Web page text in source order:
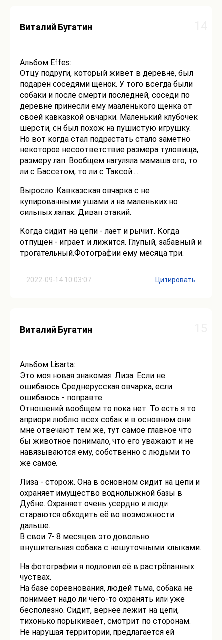
2022-09-14 10:03:07
Виталий Бугатин
Альбом Effes:
Отцу подруги, который живет в деревне, был
подарен соседями щенок. У того всегда были
собаки и после смерти последней, соседи по
деревне принесли ему мааленького щенка от
своей кавказкой овчарки. Маленький клубочек
шерсти, он был поxож на пушистую игрушку.
Но вот когда стал подрастать стало заметно
некоторое несоответствие размера туловища,
размеру лап. Вообщем нагуляла мамаша его, то
ли с Бассетом, то ли с Таксой....
Выросло. Кавказская овчарка с не
купированными ушами и на маленьких но
сильных лапах. Диван этакий.
Когда сидит на цепи - лает и рычит. Когда
отпущен - играет и лижится. Глупый, забавный и
трогательный.Фотографии ему месяца три.
Цитировать
Виталий Бугатин
Альбом Lisarta:
Это моя новая знакомая. Лиза. Если не
ошибаюсь Среднерусская овчарка, если
ошибаюсь - поправте.
Отношений вообщем то пока нет. То есть я то
априори люблю всех собак и в основном они
мне отвечают тем же, тут самое главное что
бы животное понимало, что его уважают и не
навязываются ему, собственно с людьми то
же самое.
Лиза - сторож. Она в основном сидит на цепи и
охраняет имущество воднолыжной базы в
Дубне. Охраняет очень усердно и люди
стараются обходить её во возможности
дальше.
В свои 7- 8 месяцев это довольно
внушительная собака с нешуточными клыками.
На фотографии я подловил её в растрёпанных
чуствах.
На базе соревнования, людей тьма, собака не
понимает надо ли чего-то охранять или уже
бесполезно. Сидит, вернее лежит на цепи,
тихонько порыкивает, смотрит по сторонам.
Не нарушая территории, предлагается ей